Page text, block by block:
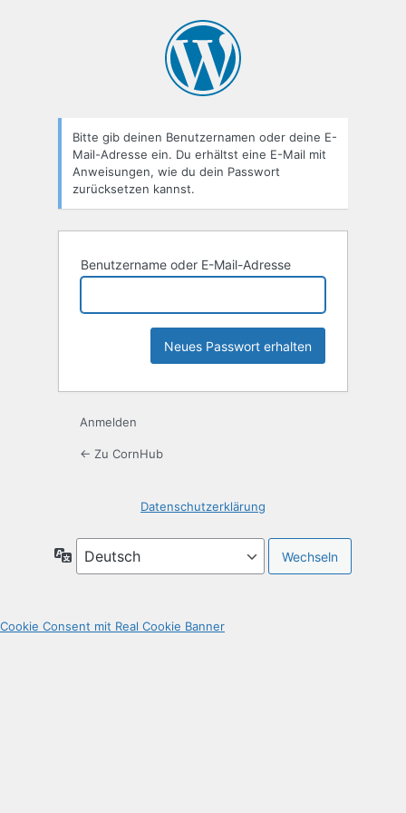
Bitte gib deinen Benutzernamen oder deine E-
Mail-Adresse ein. Du erhältst eine E-Mail mit
Anweisungen, wie du dein Passwort
zurücksetzen kannst.
Benutzername oder E-Mail-Adresse
Anmelden
← Zu CornHub
Datenschutzerklärung
Sprache
Cookie Consent mit Real Cookie Banner